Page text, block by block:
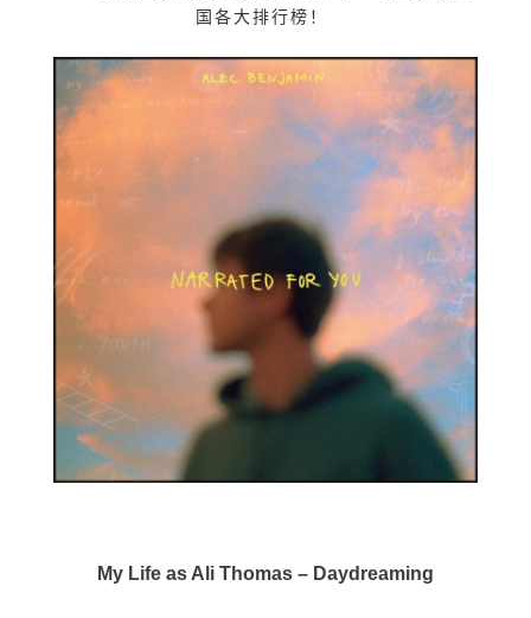
国各大排行榜！
My Life as Ali Thomas – Daydreaming